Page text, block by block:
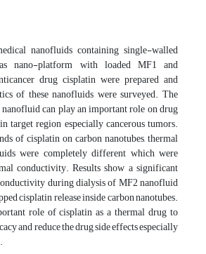
nanofluids containing single-walled
nano-platform with loaded MF1 and
drug cisplatin were prepared and
of these nanofluids were surveyed. The
can play an important role on drug
target region especially cancerous tumors.
of cisplatin on carbon nanotubes, thermal
were completely different which were
conductivity. Results show a significant
during dialysis of MF2 nanofluid
cisplatin release inside carbon nanotubes.
role of cisplatin as a thermal drug to
and reduce the drug side effects especially